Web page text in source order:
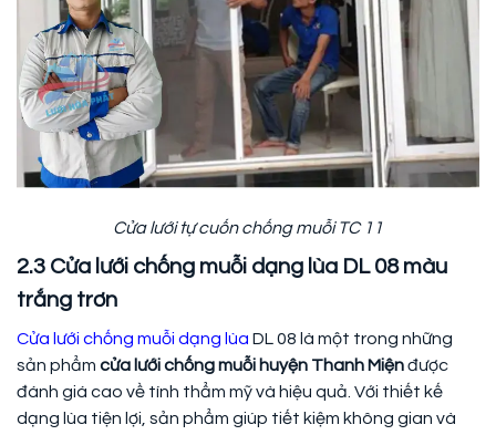
Cửa lưới tự cuốn chống muỗi TC 11
2.3 Cửa lưới chống muỗi dạng lùa DL 08 màu
trắng trơn
Cửa lưới chống muỗi dạng lùa DL 08 là một trong những
sản phẩm cửa lưới chống muỗi huyện Thanh Miệnđược
đánh giá cao về tính thẩm mỹ và hiệu quả. Với thiết kế
dạng lùa tiện lợi, sản phẩm giúp tiết kiệm không gian và